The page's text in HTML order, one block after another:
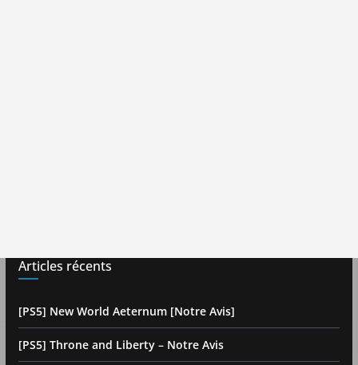
Articles récents
[PS5] New World Aeternum [Notre Avis]
[PS5] Throne and Liberty – Notre Avis